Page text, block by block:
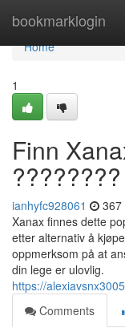
bookmarklogin
Home
Home
1
Finn
????????
ianhyfc928061 367
Xanax finnes dette
etter alternativ å
oppmerksom på at
din lege er ulovlig.
https://
Comments